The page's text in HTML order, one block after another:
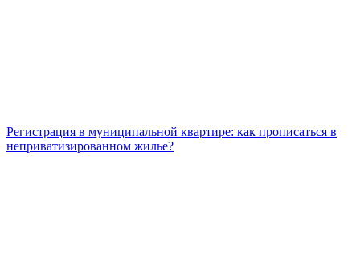
Регистрация в муниципальной квартире: как прописаться в
неприватизированном жилье?